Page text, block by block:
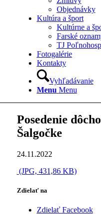
Objednávky
Kultúra a šport
Kultúrne a
Farské
TJ
Fotogalérie
Kontakty
Vyhľadávanie
Menu Menu
Posedenie
Šalgočke
24.11.2022
(JPG, 431,86 KB)
Zdielať na
Zdielať Facebook